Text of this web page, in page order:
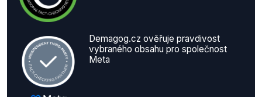
Demagog.cz ověřuje pravdivost
vybraného obsahu pro společnost
Meta